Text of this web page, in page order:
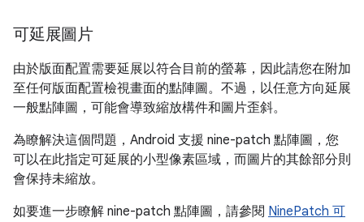
可延展圖片
由於版面配置需要延展以符合目前的螢幕，因此請您在附加
至任何版面配置檢視畫面的點陣圖。不過，以任意方向延展
一般點陣圖，可能會導致縮放構件和圖片歪斜。
為瞭解決這個問題，Android 支援 nine-patch 點陣圖，您
可以在此指定可延展的小型像素區域，而圖片的其餘部分則
會保持未縮放。
如要進一步瞭解 nine-patch 點陣圖，請參閱 NinePatch 可